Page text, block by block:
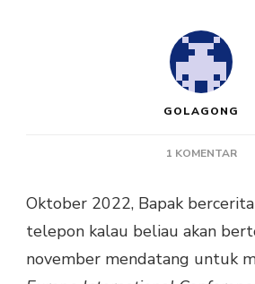
GOLAGONG
1 KOMENTAR
KE
Oktober 2022, Bapak
telepon kalau beliau akan
november mendatang untuk